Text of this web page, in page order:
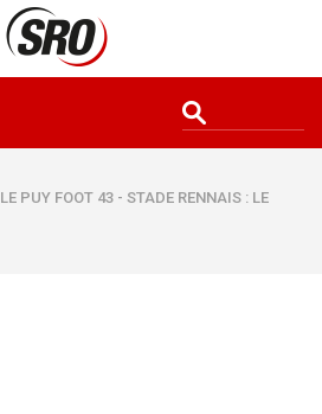
LE PUY FOOT 43 - STADE RENNAIS : LE